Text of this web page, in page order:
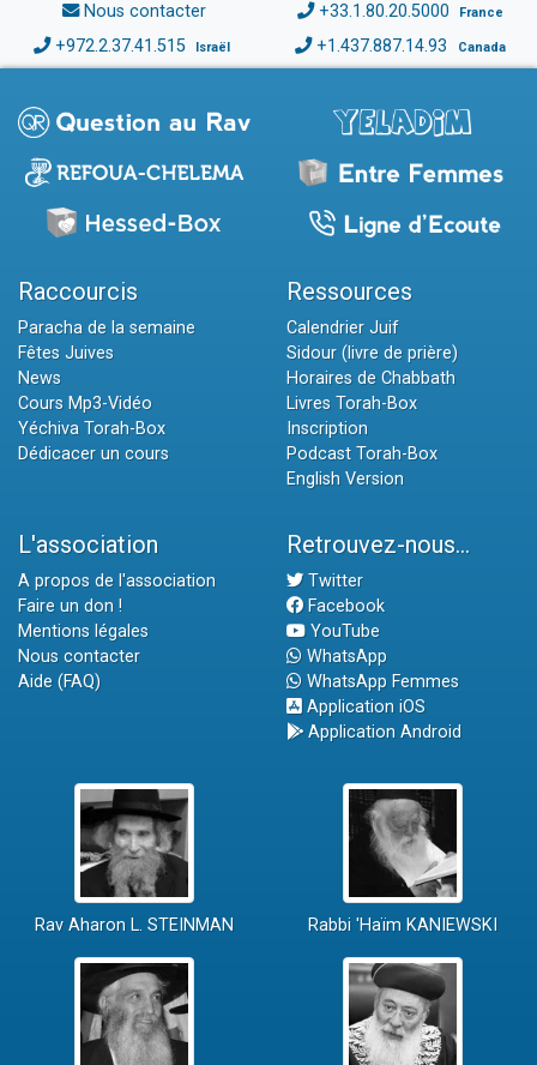
Nous contacter +33.1.80.20.5000 France
+972.2.37.41.515 Israël +1.437.887.14.93 Canada
Raccourcis
Paracha de la semaine
Fêtes Juives
News
Cours Mp3-Vidéo
Yéchiva Torah-Box
Dédicacer un cours
Ressources
Calendrier Juif
Sidour (livre de prière)
Horaires de Chabbath
Livres Torah-Box
Inscription
Podcast Torah-Box
English Version
L'association
A propos de l'association
Faire un don !
Mentions légales
Nous contacter
Aide (FAQ)
Retrouvez-nous...
Twitter
Facebook
YouTube
WhatsApp
WhatsApp Femmes
Application iOS
Application Android
Rav Aharon L. STEINMAN Rabbi 'Haïm KANIEWSKI